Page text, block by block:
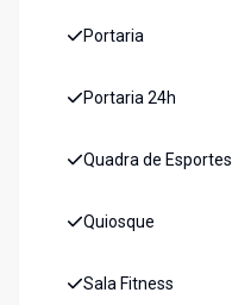
Portaria
Portaria 24h
Quadra de Esportes
Quiosque
Sala Fitness